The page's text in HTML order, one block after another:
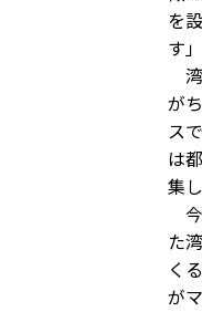
を
す
が
ス
は
集
た
く
が